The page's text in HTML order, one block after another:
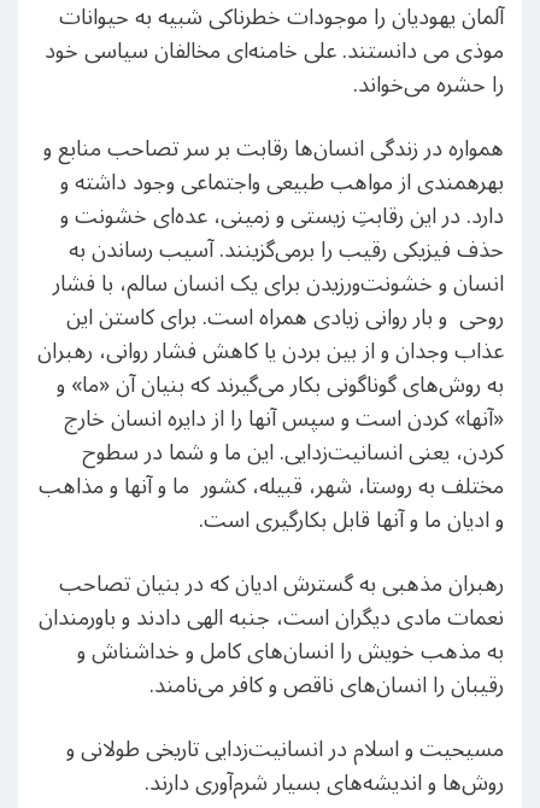
آلمان یهودیان را موجودات خطرناکی شبیه به حیوانات
موذی می دانستند. علی خامنه‌ای مخالفان سیاسی خود
را حشره می‌خواند.
همواره در زندگی انسان‌ها رقابت بر سر تصاحب منابع و
بهرهمندی از مواهب طبیعی واجتماعی وجود داشته و
دارد. در این رقابتِ زیستی و زمینی، عده‌ای خشونت و
حذف فیزیکی رقیب را برمی‌گزینند. آسیب رساندن به
انسان و خشونت‌ورزیدن برای یک انسان سالم، با فشار
روحی و بار روانی زیادی همراه است. برای کاستن این
عذاب وجدان و از بین بردن یا کاهش فشار روانی، رهبران
به روش‌های گوناگونی بکار می‌گیرند که بنیان آن «ما» و
«آنها» کردن است و سپس آنها را از دایره انسان خارج
کردن، یعنی انسانیت‌زدایی. این ما و شما در سطوح
مختلف به روستا، شهر، قبیله، کشور ما و آنها و مذاهب
و ادیان ما و آنها قابل بکارگیری است.
رهبران مذهبی به گسترش ادیان که در بنیان تصاحب
نعمات مادی دیگران است، جنبه الهی دادند و باورمندان
به مذهب خویش را انسان‌های کامل و خداشناش و
رقیبان را انسان‌های ناقص و کافر می‌نامند.
مسیحیت و اسلام در انسانیت‌زدایی تاریخی طولانی و
روش‌ها و اندیشه‌های بسیار شرم‌آوری دارند.